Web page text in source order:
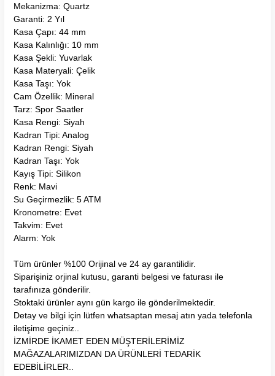
Mekanizma: Quartz
Garanti: 2 Yıl
Kasa Çapı: 44 mm
Kasa Kalınlığı: 10 mm
Kasa Şekli: Yuvarlak
Kasa Materyali: Çelik
Kasa Taşı: Yok
Cam Özellik: Mineral
Tarz: Spor Saatler
Kasa Rengi: Siyah
Kadran Tipi: Analog
Kadran Rengi: Siyah
Kadran Taşı: Yok
Kayış Tipi: Silikon
Renk: Mavi
Su Geçirmezlik: 5 ATM
Kronometre: Evet
Takvim: Evet
Alarm: Yok
Tüm ürünler %100 Orijinal ve 24 ay garantilidir.
Siparişiniz orjinal kutusu, garanti belgesi ve faturası ile
tarafınıza gönderilir.
Stoktaki ürünler aynı gün kargo ile gönderilmektedir.
Detay ve bilgi için lütfen whatsaptan mesaj atın yada telefonla
iletişime geçiniz..
İZMİRDE İKAMET EDEN MÜŞTERİLERİMİZ
MAĞAZALARIMIZDAN DA ÜRÜNLERİ TEDARİK
EDEBİLİRLER..